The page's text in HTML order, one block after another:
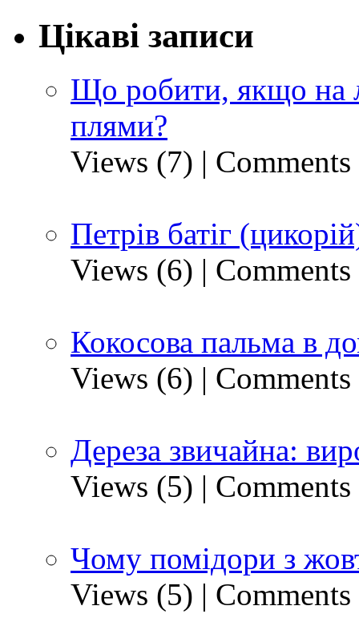
Цікаві записи
Що робити, якщо на
плями?
Views (7) |
Петрів батіг
Views (6) |
Кокосова пальма в
Views (6) |
Дереза звичайна:
Views (5) |
Чому помідори з
Views (5) |